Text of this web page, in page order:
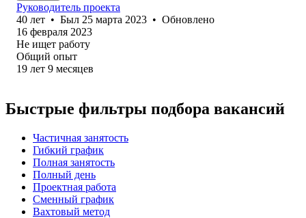
Руководитель проекта
40 лет • Был 25 марта 2023 • Обновлено
16 февраля 2023
Не ищет работу
Общий опыт
19 лет 9 месяцев
Быстрые фильтры подбора вакансий
Частичная занятость
Гибкий график
Полная занятость
Полный день
Проектная работа
Сменный график
Вахтовый метод